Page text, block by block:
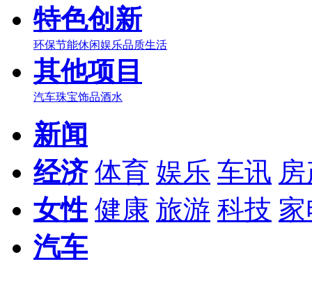
特色创新
环保节能休闲娱乐品质生活
其他项目
汽车珠宝饰品酒水
新闻
经济 体育 娱乐 车讯
女性 健康 旅游 科技
汽车